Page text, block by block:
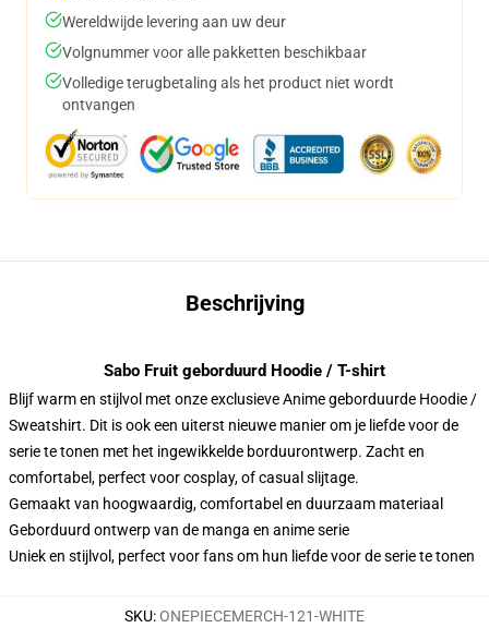
Wereldwijde levering aan uw deur
Volgnummer voor alle pakketten beschikbaar
Volledige terugbetaling als het product niet wordt
ontvangen
Beschrijving
Sabo Fruit geborduurd Hoodie / T-shirt
Blijf warm en stijlvol met onze exclusieve Anime geborduurde Hoodie /
Sweatshirt. Dit is ook een uiterst nieuwe manier om je liefde voor de
serie te tonen met het ingewikkelde borduurontwerp. Zacht en
comfortabel, perfect voor cosplay, of casual slijtage.
Gemaakt van hoogwaardig, comfortabel en duurzaam materiaal
Geborduurd ontwerp van de manga en anime serie
Uniek en stijlvol, perfect voor fans om hun liefde voor de serie te tonen
SKU:ONEPIECEMERCH-121-WHITE